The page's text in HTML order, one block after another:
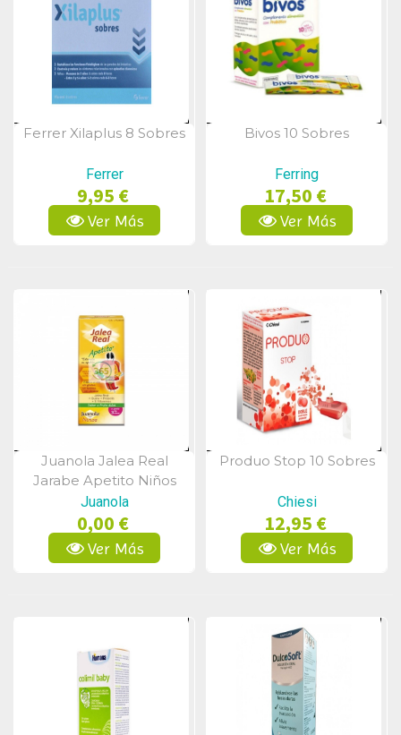
Vista Rápida
Ferrer Xilaplus 8 Sobres
Ferrer
9,95 €
Ver Más
Vista Rápida
Bivos 10 Sobres
Ferring
17,50 €
Ver Más
Vista Rápida
Juanola Jalea Real
Jarabe Apetito Niños
150ml
Juanola
0,00 €
Ver Más
Vista Rápida
Produo Stop 10 Sobres
Chiesi
12,95 €
Ver Más